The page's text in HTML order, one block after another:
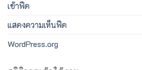
เข้าฟีด
แสดงความเห็นฟีด
WordPress.org